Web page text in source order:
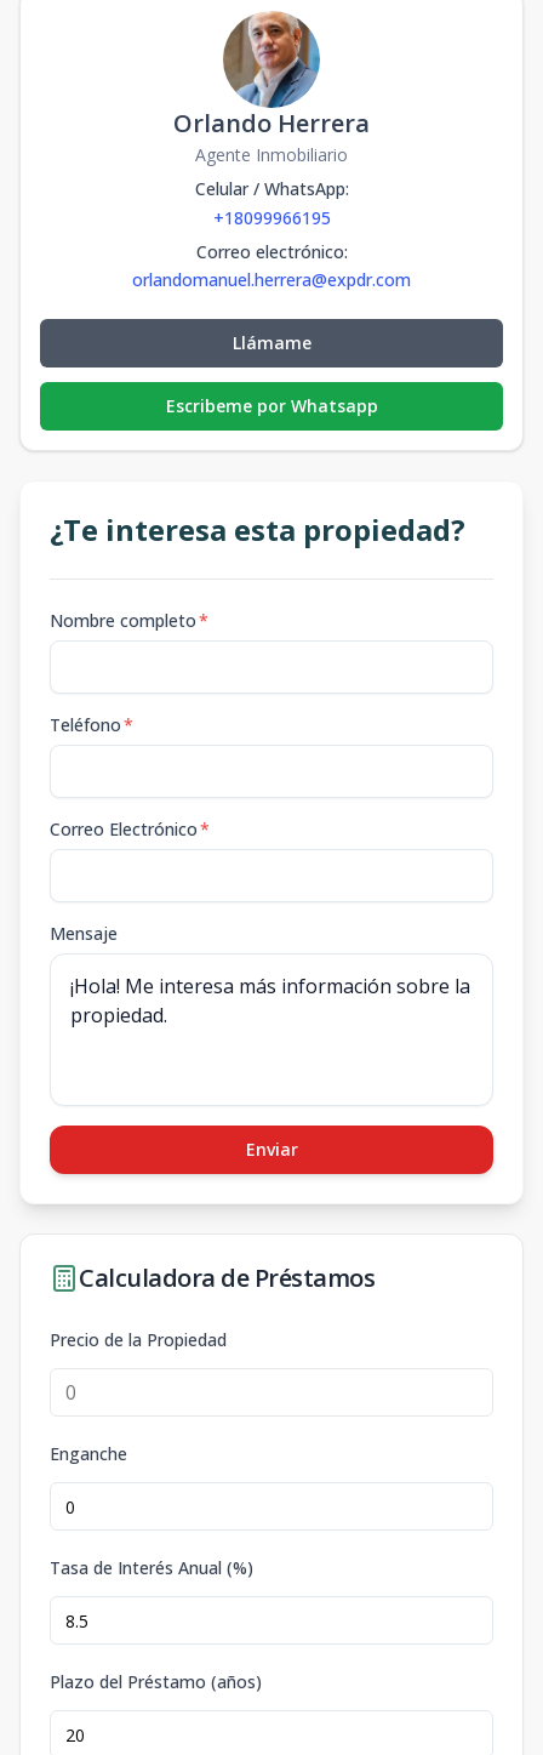
Orlando Herrera
Agente Inmobiliario
Celular / WhatsApp:
+18099966195
Correo electrónico:
orlandomanuel.herrera@expdr.com
Llámame
Escribeme por Whatsapp
¿Te interesa esta propiedad?
Nombre completo*
Teléfono*
Correo Electrónico*
Mensaje
Enviar
Calculadora de Préstamos
Precio de la Propiedad
Enganche
Tasa de Interés Anual (%)
Plazo del Préstamo (años)